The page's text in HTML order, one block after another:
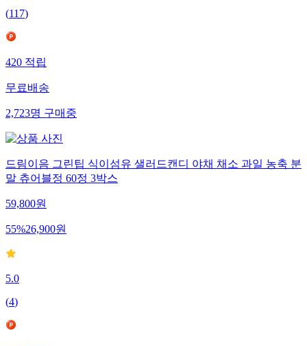
(117)
420적립
무료배송
2,723명구매중
드림이음 그린팁 식이섬유 샐러드캔디 야채 채소 과일 농축 분
말 츄어블정 60정 3박스
59,800원
55%26,900원
5.0
(4)